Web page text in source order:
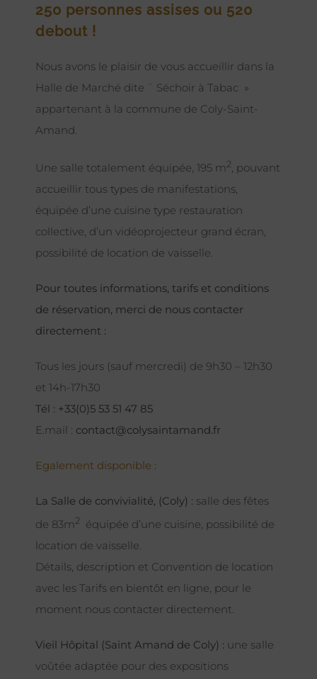
250 personnes assises ou 520
debout !
Nous avons le plaisir de vous accueillir dans la
Halle de Marché dite ¨ Séchoir à Tabac »
appartenant à la commune de Coly-Saint-
Amand.
Une salle totalement équipée, 195 m2 , pouvant
accueillir tous types de manifestations,
équipée d’une cuisine type restauration
collective, d’un vidéoprojecteur grand écran,
possibilité de location de vaisselle.
Pour toutes informations, tarifs et conditions
de réservation, merci de nous contacter
directement :
Tous les jours (sauf mercredi) de 9h30 – 12h30
et 14h-17h30
Tél : +33(0)5 53 51 47 85
E.mail : contact@colysaintamand.fr
Egalement disponible :
La Salle de convivialité, (Coly) : salle des fêtes
de 83m2
équipée d’une cuisine, possibilité de
location de vaisselle.
Détails, description et Convention de location
avec les Tarifs en bientôt en ligne, pour le
moment nous contacter directement.
Vieil Hôpital (Saint Amand de Coly) : une salle
voûtée adaptée pour des expositions